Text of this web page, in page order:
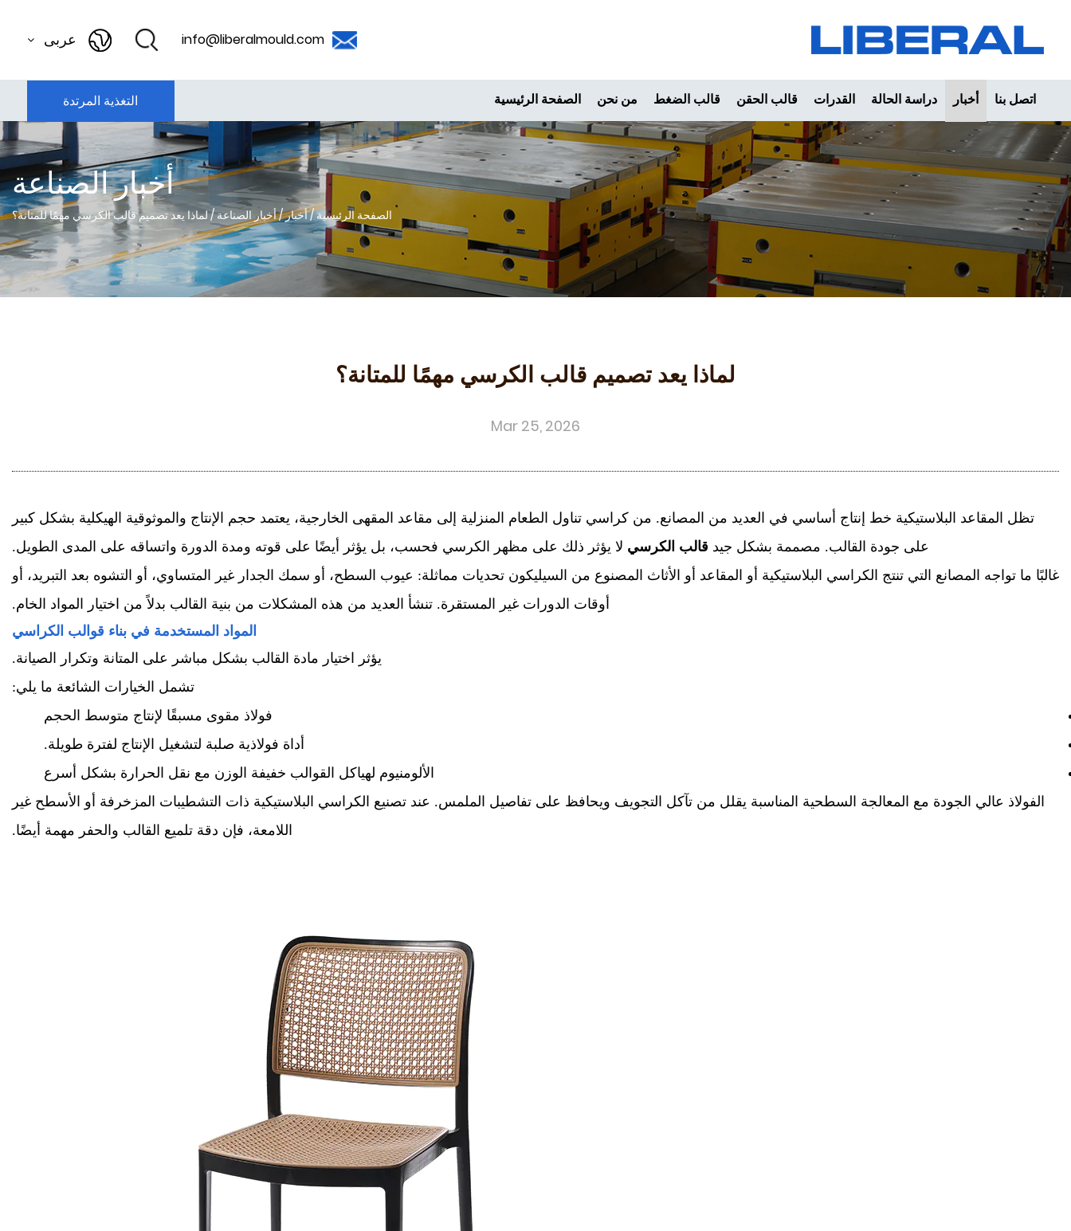
info@liberalmould.com عربى
الصفحة الرئيسية من نحن قالب الضغط قالب الحقن القدرات دراسة الحالة أخبار اتصل بنا التغذية المرتدة
أخبار الصناعة
الصفحة الرئيسية/أخبار/أخبار الصناعة/لماذا يعد تصميم قالب الكرسي مهمًا للمتانة؟
لماذا يعد تصميم قالب الكرسي مهمًا للمتانة؟
Mar 25, 2026
تظل المقاعد البلاستيكية خط إنتاج أساسي في العديد من المصانع. من كراسي تناول الطعام المنزلية إلى مقاعد المقهى الخارجية، يعتمد حجم الإنتاج والموثوقية الهيكلية بشكل كبير
على جودة القالب. مصممة بشكل جيد قالب الكرسي لا يؤثر ذلك على مظهر الكرسي فحسب، بل يؤثر أيضًا على قوته ومدة الدورة واتساقه على المدى الطويل.
غالبًا ما تواجه المصانع التي تنتج الكراسي البلاستيكية أو المقاعد أو الأثاث المصنوع من السيليكون تحديات مماثلة: عيوب السطح، أو سمك الجدار غير المتساوي، أو التشوه بعد التبريد، أو
أوقات الدورات غير المستقرة. تنشأ العديد من هذه المشكلات من بنية القالب بدلاً من اختيار المواد الخام.
المواد المستخدمة في بناء قوالب الكراسي
يؤثر اختيار مادة القالب بشكل مباشر على المتانة وتكرار الصيانة.
تشمل الخيارات الشائعة ما يلي:
فولاذ مقوى مسبقًا لإنتاج متوسط الحجم
أداة فولاذية صلبة لتشغيل الإنتاج لفترة طويلة.
الألومنيوم لهياكل القوالب خفيفة الوزن مع نقل الحرارة بشكل أسرع
الفولاذ عالي الجودة مع المعالجة السطحية المناسبة يقلل من تآكل التجويف ويحافظ على تفاصيل الملمس. عند تصنيع الكراسي البلاستيكية ذات التشطيبات المزخرفة أو الأسطح غير
اللامعة، فإن دقة تلميع القالب والحفر مهمة أيضًا.